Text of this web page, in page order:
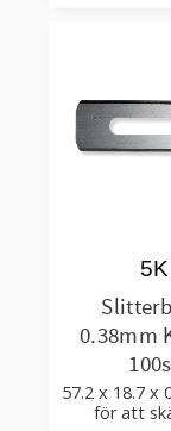
0.38mm
57.2 x 18.7 x
för att
5K